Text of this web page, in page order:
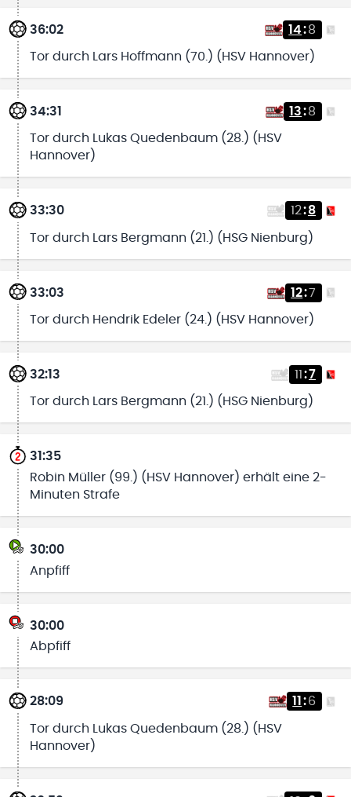
36:02 14:8
Tor durch Lars Hoffmann (70.) (HSV Hannover)
34:31 13:8
Tor durch Lukas Quedenbaum (28.) (HSV
Hannover)
33:30 12:8
Tor durch Lars Bergmann (21.) (HSG Nienburg)
33:03 12:7
Tor durch Hendrik Edeler (24.) (HSV Hannover)
32:13 11 :7
Tor durch Lars Bergmann (21.) (HSG Nienburg)
31:35
Robin Müller (99.) (HSV Hannover) erhält eine 2-
Minuten Strafe
30:00
Anpfiff
30:00
Abpfiff
28:09 11 :6
Tor durch Lukas Quedenbaum (28.) (HSV
Hannover)